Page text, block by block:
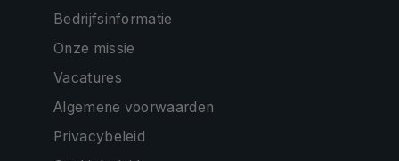
Bedrijfsinformatie
Onze missie
Vacatures
Algemene voorwaarden
Privacybeleid